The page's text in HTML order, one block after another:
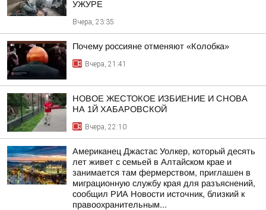
УЖУРЕ
Вчера, 23:35
Почему россияне отменяют «Колобка»
Вчера, 21:41
НОВОЕ ЖЕСТОКОЕ ИЗБИЕНИЕ И СНОВА
НА 1Й ХАБАРОВСКОЙ
Вчера, 22:10
Американец Джастас Уолкер, который десять
лет живет с семьей в Алтайском крае и
занимается там фермерством, приглашен в
миграционную службу края для разъяснений,
сообщил РИА Новости источник, близкий к
правоохранительным...